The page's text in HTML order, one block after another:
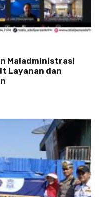
Maladministrasi
Layanan dan